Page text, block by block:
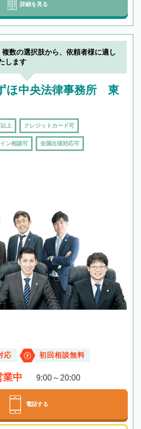
詳細を見る
複数の選択肢から、依頼者様に適し
します
ほ中央法律事務所 東
上 クレジットカード可
ン相談可 全国出張対応可
応 初回相談無料
業中 9:00～20:00
電話する